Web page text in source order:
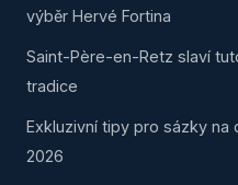
výběr Hervé Fortina
Saint-Père-en-Retz slaví
tradice
Exkluzivní tipy pro sázky na
2026